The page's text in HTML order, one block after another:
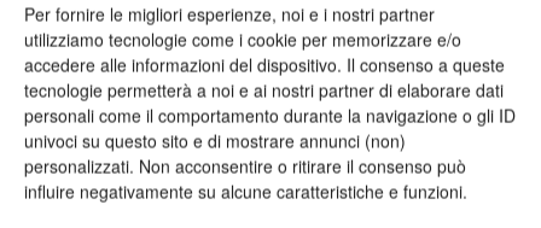
Per fornire le migliori esperienze, noi e i nostri partner
utilizziamo tecnologie come i cookie per memorizzare e/o
accedere alle informazioni del dispositivo. Il consenso a queste
tecnologie permetterà a noi e ai nostri partner di elaborare dati
personali come il comportamento durante la navigazione o gli ID
univoci su questo sito e di mostrare annunci (non)
personalizzati. Non acconsentire o ritirare il consenso può
influire negativamente su alcune caratteristiche e funzioni.
Leggi la rivista